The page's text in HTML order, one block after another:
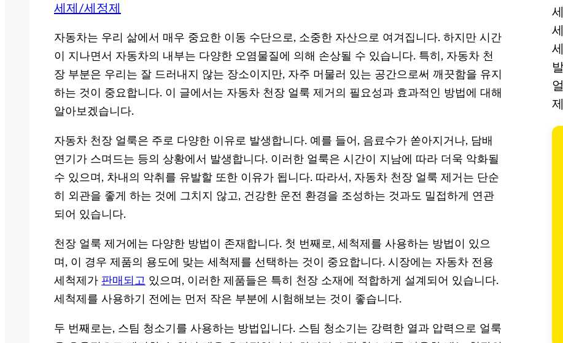
세제/세정제
자동차는 우리 삶에서 매우 중요한 이동 수단으로, 소중한 자산으로 여겨집니다. 하지만 시간
이 지나면서 자동차의 내부는 다양한 오염물질에 의해 손상될 수 있습니다. 특히, 자동차 천
장 부분은 우리는 잘 드러내지 않는 장소이지만, 자주 머물러 있는 공간으로써 깨끗함을 유지
하는 것이 중요합니다. 이 글에서는 자동차 천장 얼룩 제거의 필요성과 효과적인 방법에 대해
알아보겠습니다.
자동차 천장 얼룩은 주로 다양한 이유로 발생합니다. 예를 들어, 음료수가 쏟아지거나, 담배
연기가 스며드는 등의 상황에서 발생합니다. 이러한 얼룩은 시간이 지남에 따라 더욱 악화될
수 있으며, 차내의 악취를 유발할 또한 이유가 됩니다. 따라서, 자동차 천장 얼룩 제거는 단순
히 외관을 좋게 하는 것에 그치지 않고, 건강한 운전 환경을 조성하는 것과도 밀접하게 연관
되어 있습니다.
천장 얼룩 제거에는 다양한 방법이 존재합니다. 첫 번째로, 세척제를 사용하는 방법이 있으
며, 이 경우 제품의 용도에 맞는 세척제를 선택하는 것이 중요합니다. 시장에는 자동차 전용
세척제가 판매되고 있으며, 이러한 제품들은 특히 천장 소재에 적합하게 설계되어 있습니다.
세척제를 사용하기 전에는 먼저 작은 부분에 시험해보는 것이 좋습니다.
두 번째로는, 스팀 청소기를 사용하는 방법입니다. 스팀 청소기는 강력한 열과 압력으로 얼룩